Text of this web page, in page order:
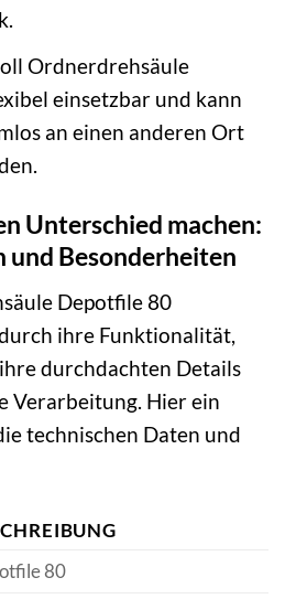
Ordnerdrehsäule
einsetzbar und kann
an einen anderen Ort
Unterschied machen:
und Besonderheiten
Depotfile 80
ihre Funktionalität,
durchdachten Details
Verarbeitung. Hier ein
technischen Daten und
80